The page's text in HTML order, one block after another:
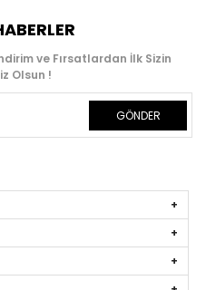
ve Fırsatlardan İlk Sizin
Olsun !
GÖNDER